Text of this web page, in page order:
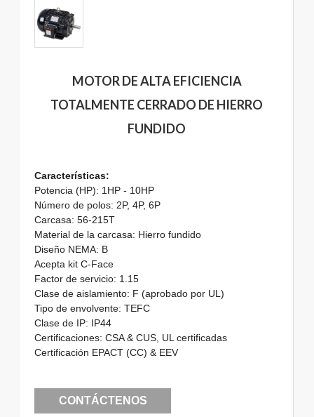
MOTOR DE ALTA EFICIENCIA
TOTALMENTE CERRADO DE HIERRO
FUNDIDO
Características:
Potencia (HP): 1HP - 10HP
Número de polos: 2P, 4P, 6P
Carcasa: 56-215T
Material de la carcasa: Hierro fundido
Diseño NEMA: B
Acepta kit C-Face
Factor de servicio: 1.15
Clase de aislamiento: F (aprobado por UL)
Tipo de envolvente: TEFC
Clase de IP: IP44
Certificaciones: CSA & CUS, UL certificadas
Certificación EPACT (CC) & EEV
CONTÁCTENOS